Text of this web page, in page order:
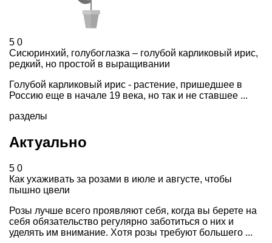
5 0
Сисюринхий, голубоглазка – голубой карликовый ирис,
редкий, но простой в выращивании
Голубой карликовый ирис - растение, пришедшее в
Россию еще в начале 19 века, но так и не ставшее ...
разделы
Актуально
5 0
Как ухаживать за розами в июле и августе, чтобы
пышно цвели
Розы лучше всего проявляют себя, когда вы берете на
себя обязательство регулярно заботиться о них и
уделять им внимание. Хотя розы требуют большего ...